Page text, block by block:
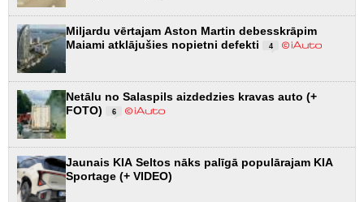
Miljardu vērtajam Aston Martin debesskrāpim
Maiami atklājušies nopietni defekti
4
Netālu no Salaspils aizdedzies kravas auto (+
FOTO)
6
Jaunais KIA Seltos nāks palīgā populārajam KIA
Sportage (+ VIDEO)